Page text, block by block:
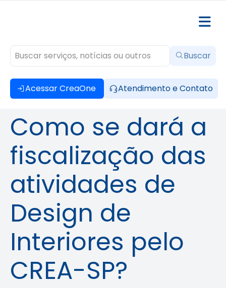
Acessar CreaOne Atendimento e Contato
Buscar
Como se dará a
fiscalização das
atividades de
Design de
Interiores pelo
CREA-SP?